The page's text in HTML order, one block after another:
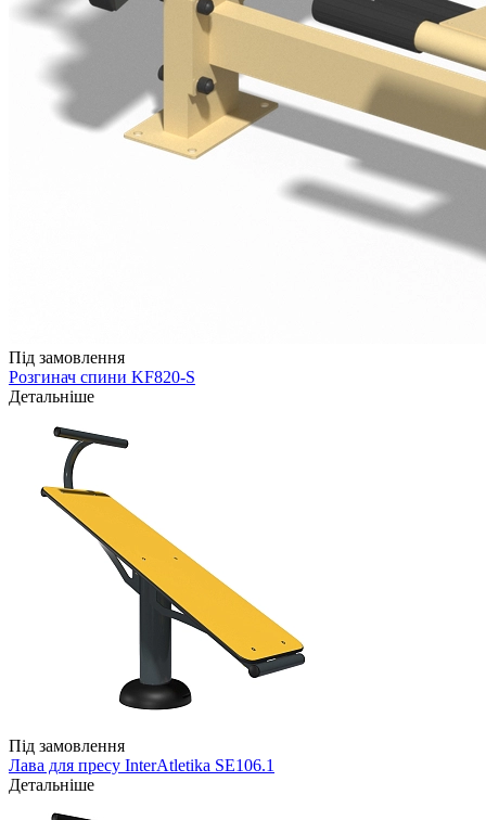
Під замовлення
Розгинач спини KF820-S
Детальніше
Під замовлення
Лава для пресу InterAtletika SE106.1
Детальніше